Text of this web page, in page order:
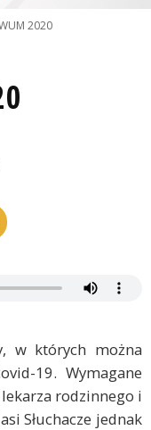
2020
w których można
19. Wymagane
rodzinnego i
Słuchacze jednak